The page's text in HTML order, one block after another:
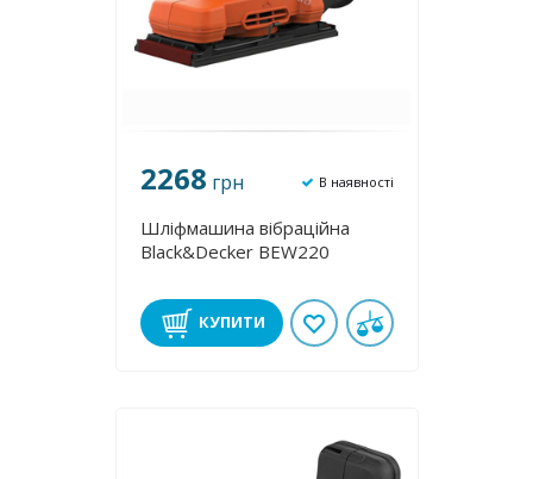
2268 грн В наявності
Шліфмашина вібраційна
Black&Decker BEW220
КУПИТИ